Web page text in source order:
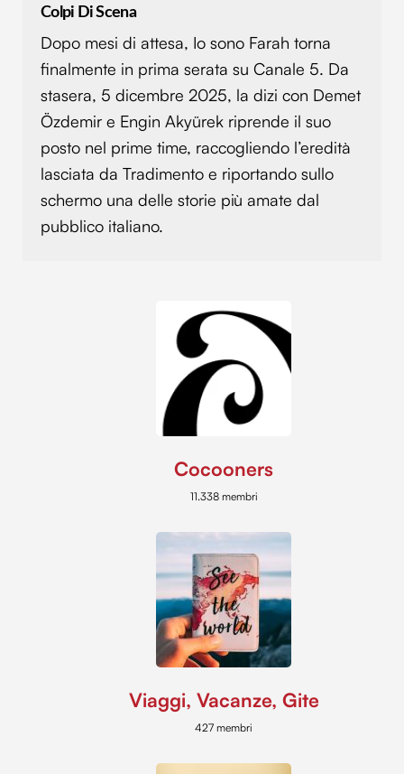
Colpi Di Scena
Dopo mesi di attesa, Io sono Farah torna
finalmente in prima serata su Canale 5. Da
stasera, 5 dicembre 2025, la dizi con Demet
Özdemir e Engin Akyürek riprende il suo
posto nel prime time, raccogliendo l’eredità
lasciata da Tradimento e riportando sullo
schermo una delle storie più amate dal
pubblico italiano.
Cocooners
11.338 membri
Viaggi, Vacanze, Gite
427 membri